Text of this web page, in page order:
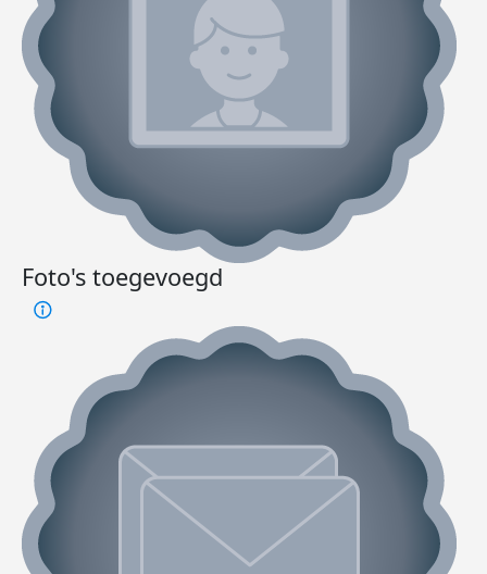
Foto's toegevoegd